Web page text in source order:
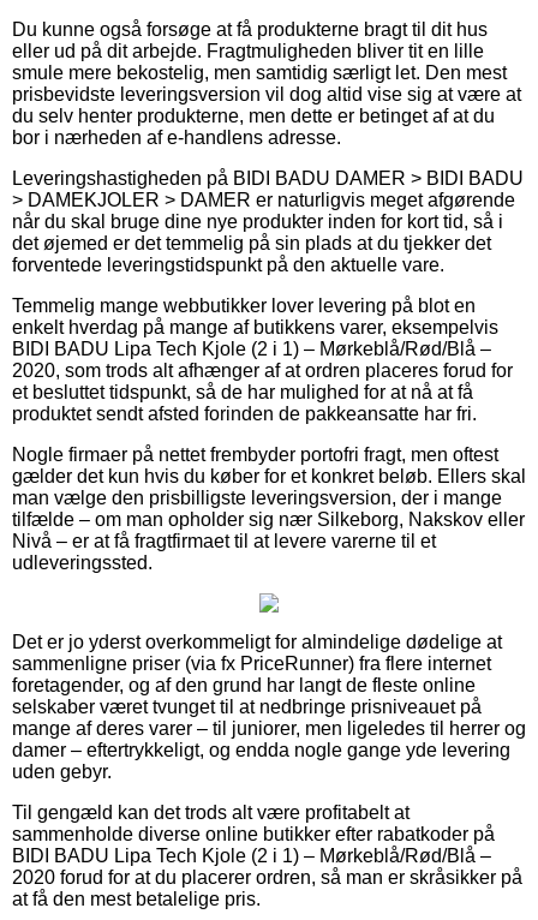
Du kunne også forsøge at få produkterne bragt til dit hus
eller ud på dit arbejde. Fragtmuligheden bliver tit en lille
smule mere bekostelig, men samtidig særligt let. Den mest
prisbevidste leveringsversion vil dog altid vise sig at være at
du selv henter produkterne, men dette er betinget af at du
bor i nærheden af e-handlens adresse.
Leveringshastigheden på BIDI BADU DAMER > BIDI BADU
> DAMEKJOLER > DAMER er naturligvis meget afgørende
når du skal bruge dine nye produkter inden for kort tid, så i
det øjemed er det temmelig på sin plads at du tjekker det
forventede leveringstidspunkt på den aktuelle vare.
Temmelig mange webbutikker lover levering på blot en
enkelt hverdag på mange af butikkens varer, eksempelvis
BIDI BADU Lipa Tech Kjole (2 i 1) – Mørkeblå/Rød/Blå –
2020, som trods alt afhænger af at ordren placeres forud for
et besluttet tidspunkt, så de har mulighed for at nå at få
produktet sendt afsted forinden de pakkeansatte har fri.
Nogle firmaer på nettet frembyder portofri fragt, men oftest
gælder det kun hvis du køber for et konkret beløb. Ellers skal
man vælge den prisbilligste leveringsversion, der i mange
tilfælde – om man opholder sig nær Silkeborg, Nakskov eller
Nivå – er at få fragtfirmaet til at levere varerne til et
udleveringssted.
Det er jo yderst overkommeligt for almindelige dødelige at
sammenligne priser (via fx PriceRunner) fra flere internet
foretagender, og af den grund har langt de fleste online
selskaber været tvunget til at nedbringe prisniveauet på
mange af deres varer – til juniorer, men ligeledes til herrer og
damer – eftertrykkeligt, og endda nogle gange yde levering
uden gebyr.
Til gengæld kan det trods alt være profitabelt at
sammenholde diverse online butikker efter rabatkoder på
BIDI BADU Lipa Tech Kjole (2 i 1) – Mørkeblå/Rød/Blå –
2020 forud for at du placerer ordren, så man er skråsikker på
at få den mest betalelige pris.